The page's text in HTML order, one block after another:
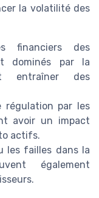
la volatilité des
financiers des
dominés par la
entraîner des
régulation par les
avoir un impact
actifs.
les failles dans la
également